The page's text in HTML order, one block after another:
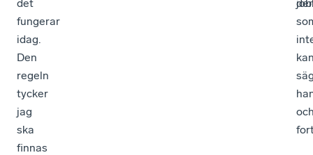
det
fungerar
idag.
Den
regeln
tycker
jag
ska
finnas